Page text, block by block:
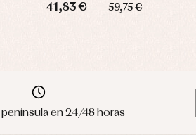
41,83 € 59,75 €
península en 24/48 horas